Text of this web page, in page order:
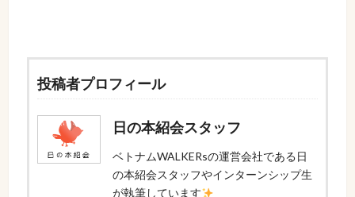
投稿者プロフィール
日の本紹会スタッフ
ベトナムWALKERsの運営会社である日
の本紹会スタッフやインターンシップ生
が執筆しています